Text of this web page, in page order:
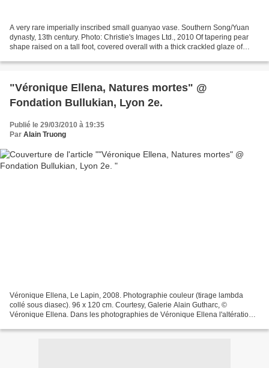
A very rare imperially inscribed small guanyao vase. Southern Song/Yuan
dynasty, 13th century. Photo: Christie's Images Ltd., 2010 Of tapering pear
shape raised on a tall foot, covered overall with a thick crackled glaze of
"Véronique Ellena, Natures mortes" @
Fondation Bullukian, Lyon 2e.
Publié le 29/03/2010 à 19:35
Par Alain Truong
Véronique Ellena, Le Lapin, 2008. Photographie couleur (tirage lambda
collé sous diasec). 96 x 120 cm. Courtesy, Galerie Alain Gutharc, ©
Véronique Ellena. Dans les photographies de Véronique Ellena l'altération